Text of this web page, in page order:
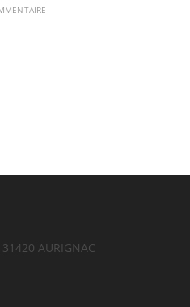
AURIGNAC